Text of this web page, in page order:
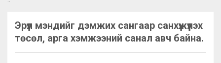
Эрүүл мэндийг дэмжих сангаар санхүүжүүлэх
төсөл, арга хэмжээний санал авч байна.